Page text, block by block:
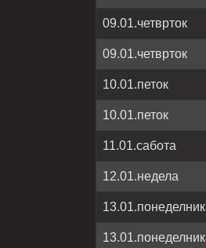
09.01.четврток
09.01.четврток
10.01.петок
10.01.петок
11.01.сабота
12.01.недела
13.01.понеделник
13.01.понеделник